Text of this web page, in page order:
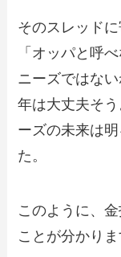
そのスレッド
「オッパと呼
ニーズではな
年は大丈夫そ
ーズの未来は
た。
このように、
ことが分かりま